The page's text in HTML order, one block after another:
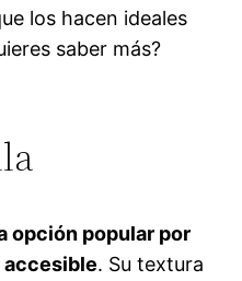
los hacen ideales
saber más?
opción popular por
. Su textura